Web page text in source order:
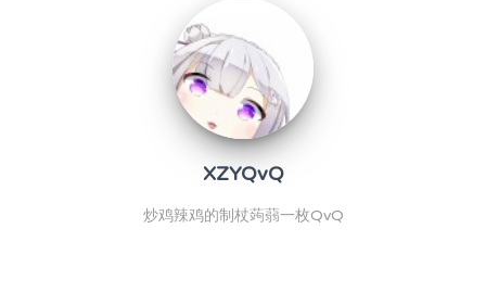
XZYQvQ
炒鸡辣鸡的制杖蒟蒻一枚QvQ